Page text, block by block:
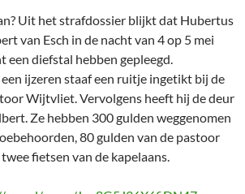
Uit het strafdossier blijkt dat Hubertus
van Esch in de nacht van 4 op 5 mei
een diefstal hebben gepleegd.
ijzeren staaf een ruitje ingetikt bij de
Wijtvliet. Vervolgens heeft hij de deur
Ze hebben 300 gulden weggenomen
80 gulden van de pastoor
fietsen van de kapelaans.